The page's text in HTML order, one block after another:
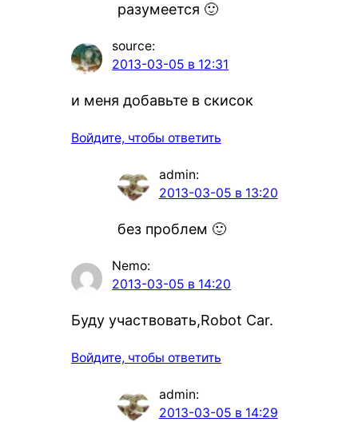
разумеется 🙂
source:
2013-03-05 в 12:31
и меня добавьте в скисок
Войдите, чтобы ответить
admin:
2013-03-05 в 13:20
без проблем 🙂
Nemo:
2013-03-05 в 14:20
Буду участвовать,Robot Car.
Войдите, чтобы ответить
admin:
2013-03-05 в 14:29